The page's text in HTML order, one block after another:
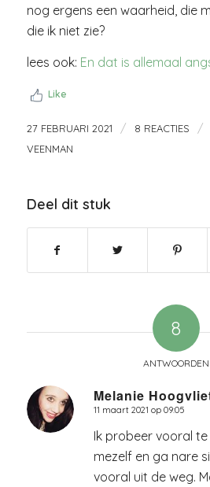
nog ergens een waarheid, die
die ik niet zie?
lees ook: En dat is allemaal
Like
27 FEBRUARI 2021 / 8 REACTIES /
VEENMAN
Deel dit stuk
8
ANTWOORDEN
Melanie
zegt:
11 maart 2021 op 09:05
Ik probeer vooral
mezelf en ga nare
vooral uit de weg.